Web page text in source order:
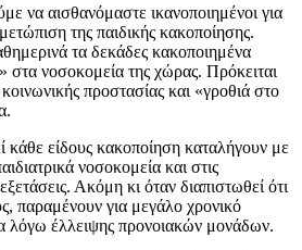
να αισθανόμαστε ικανοποιημένοι για
της παιδικής κακοποίησης.
τα δεκάδες κακοποιημένα
στα νοσοκομεία της χώρας. Πρόκειται
προστασίας και «γροθιά στο
κάθε είδους κακοποίηση καταλήγουν με
νοσοκομεία και στις
εξετάσεις. Ακόμη κι όταν διαπιστωθεί ότι
παραμένουν για μεγάλο χρονικό
λόγω έλλειψης προνοιακών μονάδων.